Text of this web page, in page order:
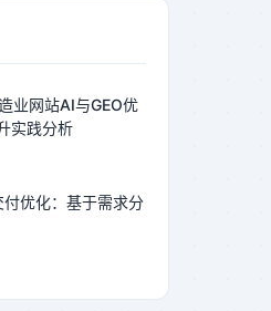
业网站AI与GEO优
实践分析
优化：基于需求分